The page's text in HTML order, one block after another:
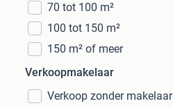
70 tot 100 m²
100 tot 150 m²
150 m² of meer
Verkoopmakelaar
Verkoop zonder makelaar